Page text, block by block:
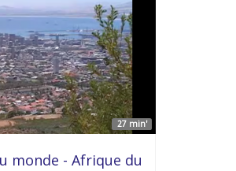
27 min'
monde - Afrique du